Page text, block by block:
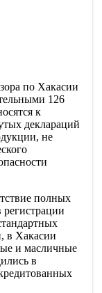
по Хакасии
126
к
деклараций
не
полных
в Хакасии
и масличные
в